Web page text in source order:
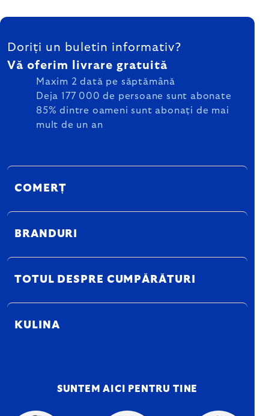
SUBSOL
Doriți un buletin informativ?
Vă oferim livrare gratuită
Maxim 2 dată pe săptămână
Deja 177 000 de persoane sunt abonate
85% dintre oameni sunt abonați de mai
mult de un an
COMERȚ
BRANDURI
TOTUL DESPRE CUMPĂRĂTURI
KULINA
SUNTEM AICI PENTRU TINE